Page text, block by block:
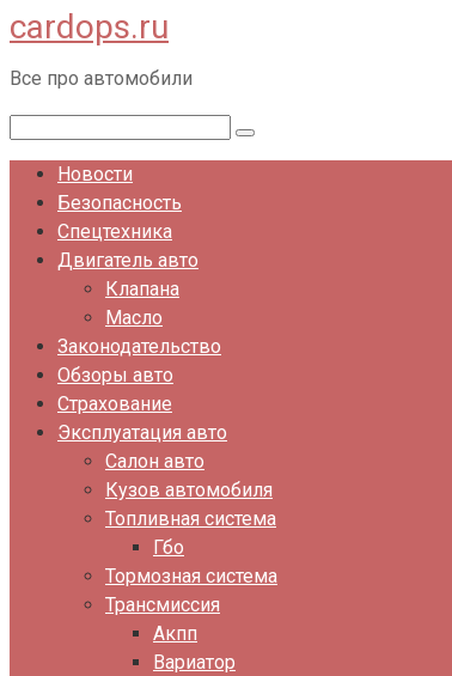
Перейти
к
контенту
cardops.ru
Все про автомобили
Новости
Безопасность
Спецтехника
Двигатель авто
Клапана
Масло
Законодательство
Обзоры авто
Страхование
Эксплуатация авто
Салон авто
Кузов автомобиля
Топливная система
Гбо
Тормозная система
Трансмиссия
Акпп
Вариатор